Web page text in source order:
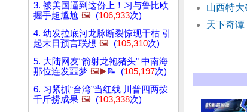
3. 被美国逼到这份上！习与鲁比欧
握手超尴尬 🖼️ (106,933次)
4. 幼发拉底河龙脉断裂惊现干枯 引
起末日预言联想 🖼️ (105,310次)
5. 大陆网友“箭射龙袍猪头” 中南海
那位连发噩梦 🖼️▶️📝 (105,197次)
6. 习紧抓“台湾”当红线 川普四两拨
千斤捞成果 🖼️ (103,338次)
山西特大
天下奇